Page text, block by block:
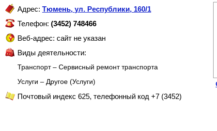
Адрес: Тюмень, ул. Республики, 160/1
Телефон: (3452) 748466
Веб-адрес: сайт не указан
Виды деятельности:
Транспорт – Сервисный ремонт транспорта
Услуги – Другое (Услуги)
Почтовый индекс 625, телефонный код +7 (3452)